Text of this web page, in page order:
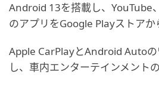
Android 13を搭載し、YouTube
のアプリをGoogle Playストアか
Apple CarPlayとAndroid Auto
し、車内エンターテインメント